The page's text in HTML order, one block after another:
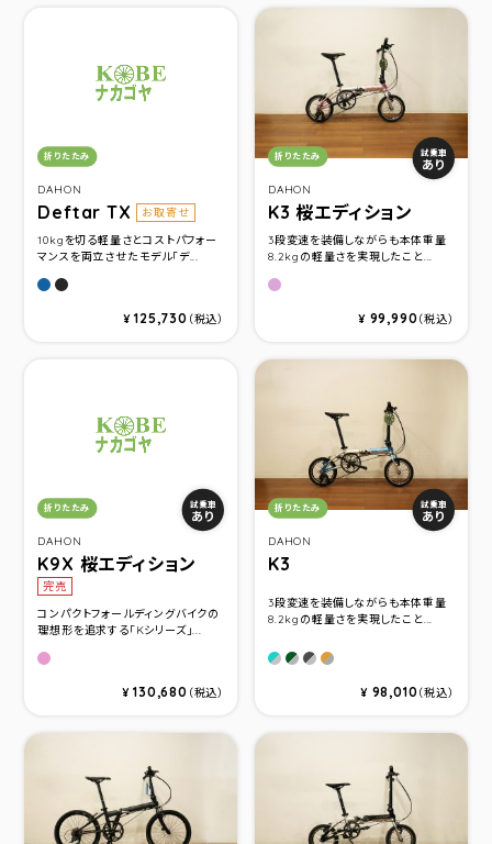
DAHON
Deftar TX お取寄せ
カテゴリ：
折りたたみ
10kgを切る軽量さとコストパフォー
マンスを両立させたモデル「デ...
アッシュブルー
ファントムブラック
¥125,730 （税込）
DAHON
K3 桜エディション
カテゴリ：
折りたたみ 試乗車
あり
3段変速を装備しながらも本体重量
8.2kgの軽量さを実現したこと...
ピュアリティーピンク
¥ 99,990（税込）
DAHON
K9X 桜エディション
完売
カテゴリ：
折りたたみ 試乗車
あり
コンパクトフォールディングバイクの
理想形を追求する「Kシリーズ」...
ピュアリティーピンク
¥130,680 （税込）
DAHON
K3
カテゴリ：
折りたたみ 試乗車
あり
3段変速を装備しながらも本体重量
8.2kgの軽量さを実現したこと...
クリアースカイ
ミスティーフォレスト
モノトーン
ドライアース
¥ 98,010（税込）